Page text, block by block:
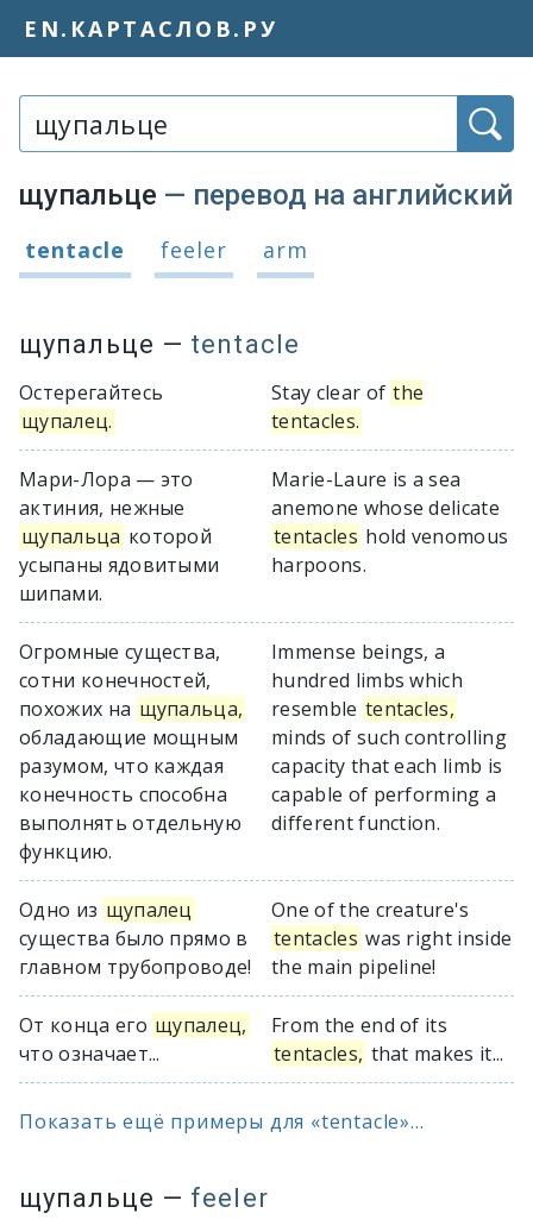
EN.КАРТАСЛОВ.РУ
щупальце — перевод на английский
Варианты перевода слова
tentacle feeler arm
щупальце — tentacle
Остерегайтесь
щупалец.
Stay clear of the
tentacles.
Мари-Лора — это
актиния, нежные
щупальца которой
усыпаны ядовитыми
шипами.
Marie-Laure is a sea
anemone whose delicate
tentacles hold venomous
harpoons.
Огромные существа,
сотни конечностей,
похожих на щупальца,
обладающие мощным
разумом, что каждая
конечность способна
выполнять отдельную
функцию.
Immense beings, a
hundred limbs which
resemble tentacles,
minds of such controlling
capacity that each limb is
capable of performing a
different function.
Одно из щупалец
существа было прямо в
главном трубопроводе!
One of the creature's
tentacles was right inside
the main pipeline!
От конца его щупалец,
что означает...
From the end of its
tentacles, that makes it...
Показать ещё примеры для «tentacle»...
щупальце — feeler